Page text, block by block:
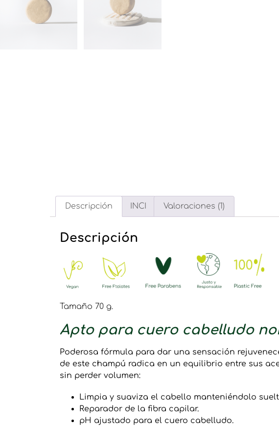
Descripción INCI Valoraciones (1)
Descripción
Tamaño 70 g.
Apto para cuero cabelludo
Poderosa fórmula para dar una sensación
de este champú radica en un equilibrio entre sus
sin perder volumen:
Limpia y suaviza el cabello manteniéndolo
Reparador de la fibra capilar.
pH ajustado para el cuero cabelludo.